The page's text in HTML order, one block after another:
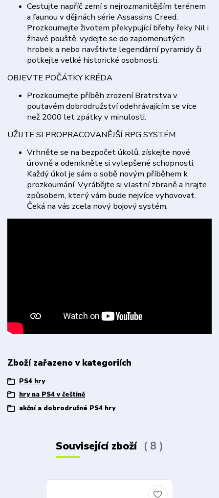
Cestujte napříč zemí s nejrozmanitějším terénem
a faunou v dějinách série Assassins Creed.
Prozkoumejte životem překypující břehy řeky Nil i
žhavé pouště, vydejte se do zapomenutých
hrobek a nebo navštivte legendární pyramidy či
potkejte velké historické osobnosti.
OBJEVTE POČÁTKY KRÉDA
Prozkoumejte příběh zrození Bratrstva v
poutavém dobrodružství odehrávajícím se více
než 2000 let zpátky v minulosti.
UŽIJTE SI PROPRACOVANĚJŠÍ RPG SYSTÉM
Vrhněte se na bezpočet úkolů, získejte nové
úrovně a odemkněte si vylepšené schopnosti.
Každý úkol je sám o sobě novým příběhem k
prozkoumání. Vyrábějte si vlastní zbraně a hrajte
způsobem, který vám bude nejvíce vyhovovat.
Čeká na vás zcela nový bojový systém.
Zboží zařazeno v kategoriích
PS4 hry
hry na PS4 v češtině
akční a dobrodružné PS4 hry
Související zboží 8